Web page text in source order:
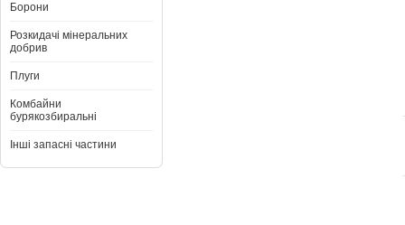
Борони
Розкидачі мінеральних
добрив
Плуги
Комбайни
бурякозбиральні
Інші запасні частини